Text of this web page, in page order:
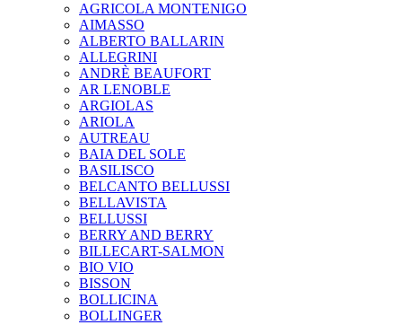
AGRICOLA MONTENIGO
AIMASSO
ALBERTO BALLARIN
ALLEGRINI
ANDRÈ BEAUFORT
AR LENOBLE
ARGIOLAS
ARIOLA
AUTREAU
BAIA DEL SOLE
BASILISCO
BELCANTO BELLUSSI
BELLAVISTA
BELLUSSI
BERRY AND BERRY
BILLECART-SALMON
BIO VIO
BISSON
BOLLICINA
BOLLINGER